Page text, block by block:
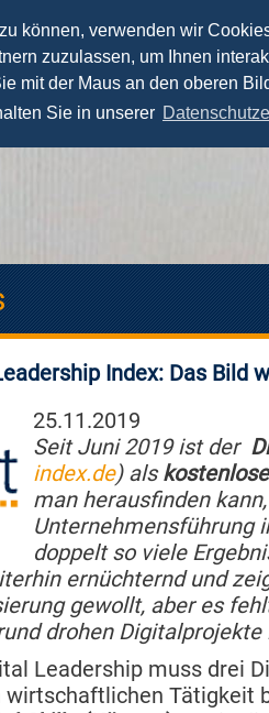
können, verwenden wir
zuzulassen, um Ihnen
mit der Maus an den oberen
Sie in unserer
Vorträge Seminare
Index: Das Bild
25.11.2019
Seit Juni 2019 ist der
index.de) als
man herausfinden
Unternehmensführung
doppelt so viele
ernüchternd und
gewollt, aber es
drohen
Leadership muss drei
wirtschaftlichen Tätigkeit